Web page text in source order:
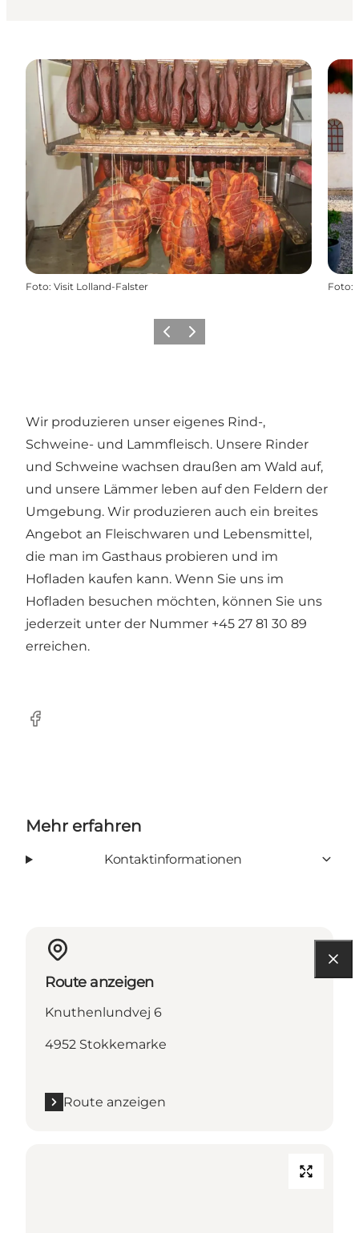
Foto: Visit Lolland-Falster Foto:
ZurückWeiter
Wir produzieren unser eigenes Rind-,
Schweine- und Lammfleisch. Unsere Rinder
und Schweine wachsen draußen am Wald auf,
und unsere Lämmer leben auf den Feldern der
Umgebung. Wir produzieren auch ein breites
Angebot an Fleischwaren und Lebensmittel,
die man im Gasthaus probieren und im
Hofladen kaufen kann. Wenn Sie uns im
Hofladen besuchen möchten, können Sie uns
jederzeit unter der Nummer +45 27 81 30 89
erreichen.
Facebook
Mehr erfahren
Kontaktinformationen
Route anzeigen
Knuthenlundvej 6
4952 Stokkemarke
Route anzeigen